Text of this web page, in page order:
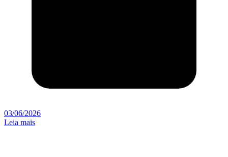
03/06/2026
Leia mais